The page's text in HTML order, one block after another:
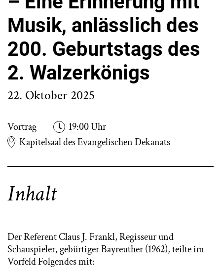
Musik, anlässlich des
200. Geburtstags des
2. Walzerkönigs
22. Oktober 2025
Vortrag
19:00 Uhr
Kapitelsaal des Evangelischen Dekanats
Inhalt
Der Referent Claus J. Frankl, Regisseur und
Schauspieler, gebürtiger Bayreuther (1962), teilte im
Vorfeld Folgendes mit: